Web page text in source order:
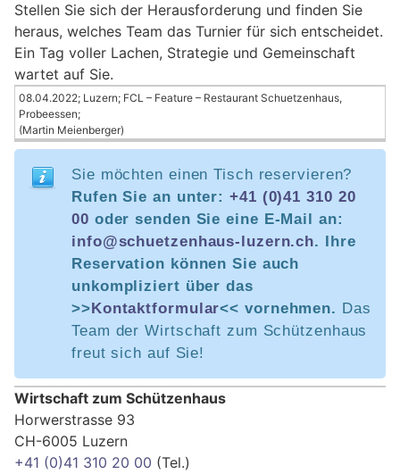
Stellen Sie sich der Herausforderung und finden Sie
heraus, welches Team das Turnier für sich entscheidet.
Ein Tag voller Lachen, Strategie und Gemeinschaft
wartet auf Sie.
08.04.2022; Luzern; FCL – Feature – Restaurant Schuetzenhaus,
Probeessen;
(Martin Meienberger)
Sie möchten einen Tisch reservieren?
Rufen Sie an unter: +41 (0)41 310 20
00 oder senden Sie eine E-Mail an:
info@schuetzenhaus-luzern.ch. Ihre
Reservation können Sie auch
unkompliziert über das
>> Kontaktformular<< vornehmen. Das
Team der Wirtschaft zum Schützenhaus
freut sich auf Sie!
Wirtschaft zum Schützenhaus
Horwerstrasse 93
CH-6005 Luzern
+41 (0)41 310 20 00 (Tel.)